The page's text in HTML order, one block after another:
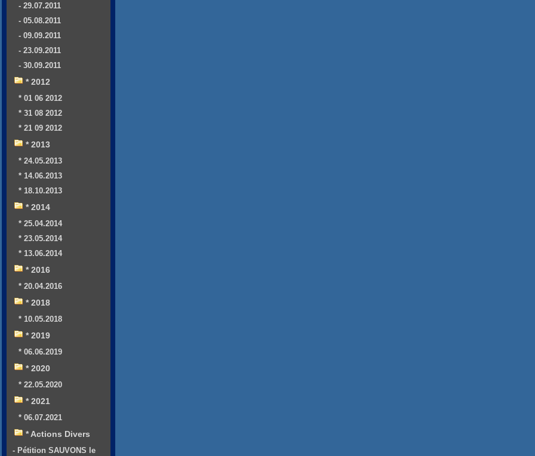
- 29.07.2011
- 05.08.2011
- 09.09.2011
- 23.09.2011
- 30.09.2011
* 2012
* 01 06 2012
* 31 08 2012
* 21 09 2012
* 2013
* 24.05.2013
* 14.06.2013
* 18.10.2013
* 2014
* 25.04.2014
* 23.05.2014
* 13.06.2014
* 2016
* 20.04.2016
* 2018
* 10.05.2018
* 2019
* 06.06.2019
* 2020
* 22.05.2020
* 2021
* 06.07.2021
* Actions Divers
- Pétition SAUVONS le